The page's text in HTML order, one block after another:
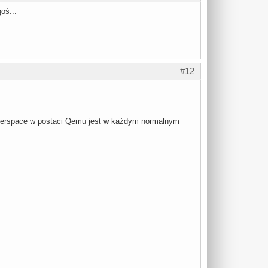
#12
w postaci Qemu jest w każdym normalnym